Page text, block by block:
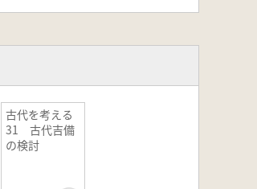
古代を考える
31 古代吉備
の検討